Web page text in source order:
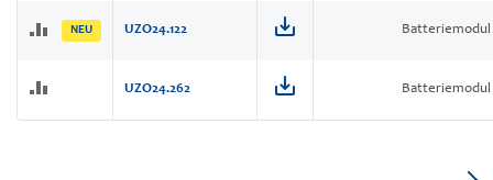
NEU UZO24.122
UZO24.262